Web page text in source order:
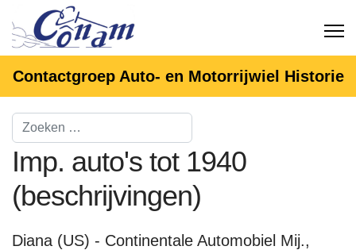
Contactgroep Auto- en Motorrijwiel Historie
Imp. auto's tot 1940
(beschrijvingen)
Diana (US) - Continentale Automobiel Mij.,